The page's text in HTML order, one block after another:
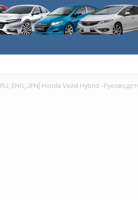
[RU, ENG, JPN] Honda Vezel Hybrid -